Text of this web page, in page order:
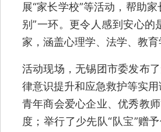
展“家长学校”等活动，帮助
别”一环。更令人感到安心
家，涵盖心理学、法学、教
活动现场，无锡团市委发布
律意识提升和应急救护等实
青年商会爱心企业、优秀教
度；举行了少先队“队宝”赠